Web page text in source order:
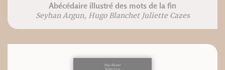
Abécédaire illustré des mots de la fin
Seyhan Argun, Hugo Blanchet Juliette Cazes